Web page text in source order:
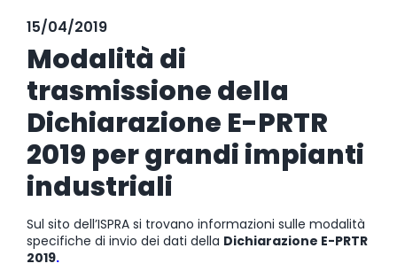
15/04/2019
Modalità di
trasmissione della
Dichiarazione E-PRTR
2019 per grandi impianti
industriali
Sul sito dell’ISPRA si trovano informazioni sulle modalità
specifiche di invio dei dati della Dichiarazione E-PRTR
2019.